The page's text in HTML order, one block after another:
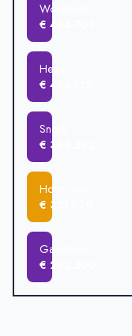
Woudsend
€ 484.705
Heeg
€ 425.125
Sneek
€ 388.532
Hommerts
€ 351.820
Gaastmeer
€ 242.500